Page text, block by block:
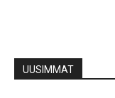
UUSIMMAT